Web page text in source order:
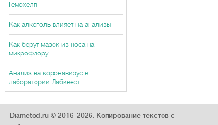
Гемохелп
Как алкоголь влияет на анализы
Как берут мазок из носа на
микрофлору
Анализ на коронавирус в
лаборатории Лабквест
Diametod.ru © 2016–2026. Копирование текстов с